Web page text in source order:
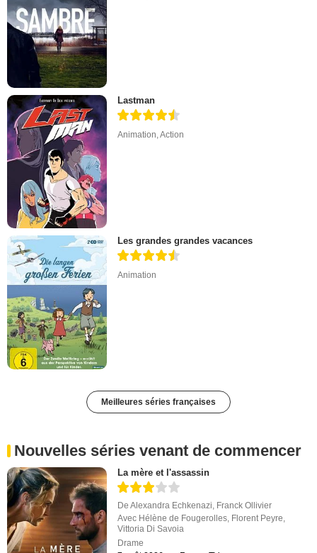
Lastman
Animation,Action
Les grandes grandes vacances
Animation
Meilleures séries françaises
Nouvelles séries venant de commencer
La mère et l'assassin
DeAlexandra Echkenazi Franck Ollivier
Avec Hélène de Fougerolles Florent Peyre
Vittoria Di Savoia
Drame